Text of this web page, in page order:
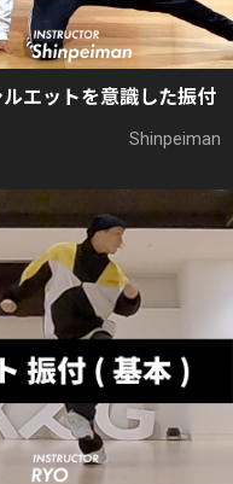
エットを意識した振付
Shinpeiman